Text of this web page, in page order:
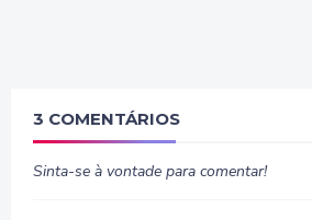
3 COMENTÁRIOS
Sinta-se à vontade para comentar!